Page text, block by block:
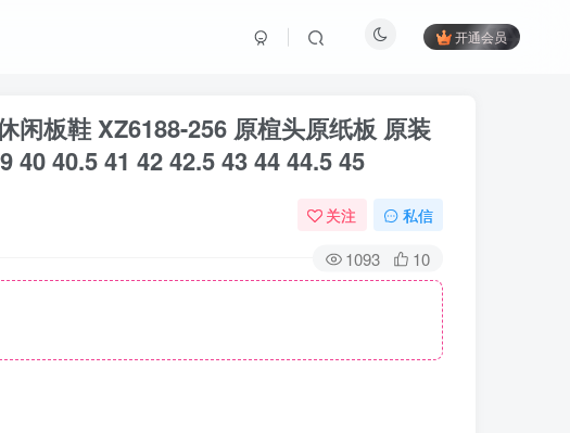
开通会员
闲板鞋 XZ6188-256 原楦头原纸板 原装
40 40.5 41 42 42.5 43 44 44.5 45
关注 私信
1093 10